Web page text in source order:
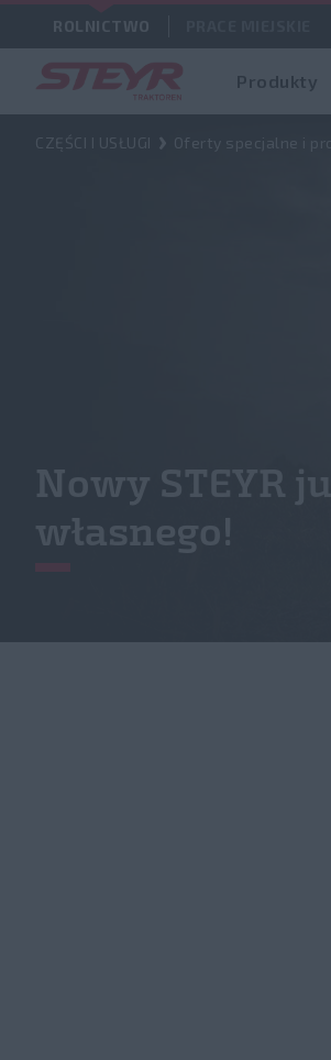
ROLNICTWO
Produkty
CZĘŚCI I USŁUGI Oferty specjalne i
Nowy STEYR
własnego!